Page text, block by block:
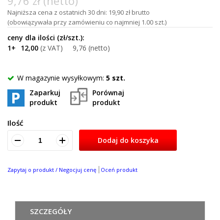
Najniższa cena z ostatnich 30 dni: 19,90 zł brutto
(obowiązywała przy zamówieniu co najmniej 1.00 szt.)
1+ 12,00 9,76
W magazynie wysyłkowym: 5 szt.
Zaparkuj
produkt
Porównaj
produkt
Ilość
Dodaj do koszyka
Zapytaj o produkt / Negocjuj cenę Oceń produkt
SZCZEGÓŁY